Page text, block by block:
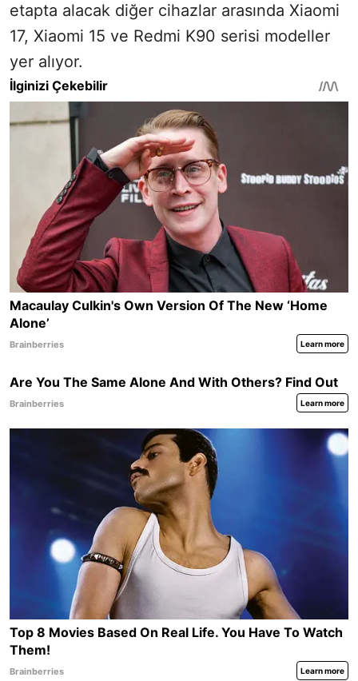
etapta alacak diğer cihazlar arasında Xiaomi
17, Xiaomi 15 ve Redmi K90 serisi modeller
yer alıyor.